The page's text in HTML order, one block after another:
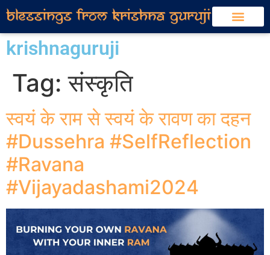
krishnaguruji
Tag:संस्कृति
स्वयं के राम से स्वयं के रावण का दहन
#Dussehra #SelfReflection
#Ravana
#Vijayadashami2024